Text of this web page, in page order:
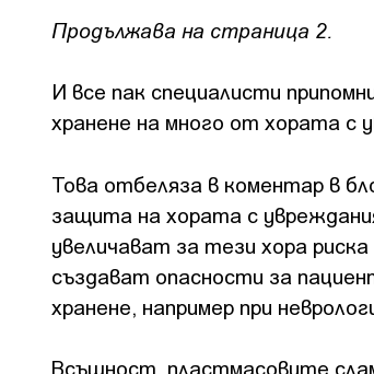
Продължава на страница 2.
И все пак специалисти
хранене на много от хората с
Това отбеляза в коментар в
защита на хората с
увеличават за тези хора
създават опасности за
хранене, например при
Всъщност, пластмасовите